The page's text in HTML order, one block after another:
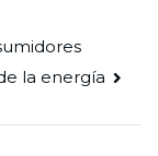
la energía